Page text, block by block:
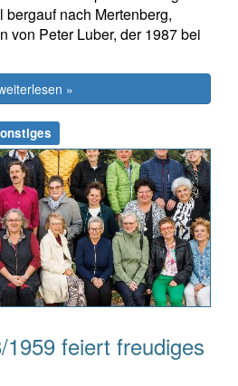
nach Mertenberg,
von Peter Luber, der 1987 bei
»
feiert freudiges